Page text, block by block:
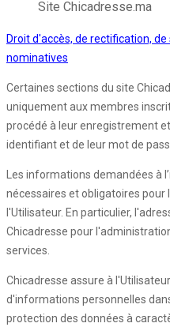
Site Chicadresse.ma
Droit d'accès, de rectification,
nominatives
Certaines sections du site
uniquement aux membres
procédé à leur enregistrement
identifiant et de leur mot de
Les informations demandées à
nécessaires et obligatoires pour
l'Utilisateur. En particulier,
Chicadresse pour
services.
Chicadresse assure à
d'informations personnelles
protection des données à